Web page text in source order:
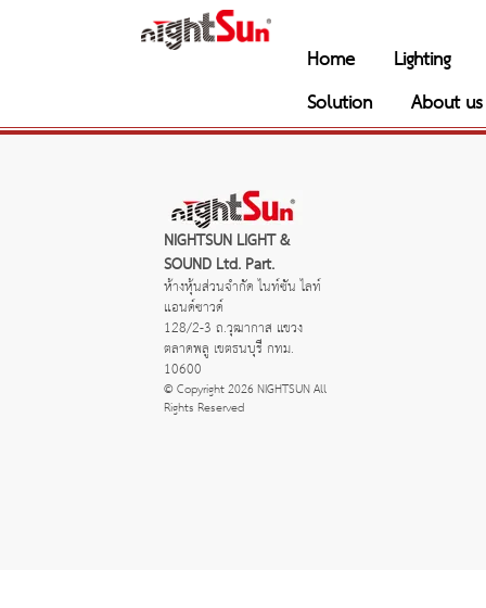
Home
Lighting
Solution
About us
NIGHTSUN LIGHT &
SOUND Ltd. Part.
ห้างหุ้นส่วนจำกัด ไนท์ซัน ไลท์
แอนด์ซาวด์
128/2-3 ถ.วุฒากาส แขวง
ตลาดพลู เขตธนบุรี กทม.
10600
© Copyright 2026 NIGHTSUN All
Rights Reserved